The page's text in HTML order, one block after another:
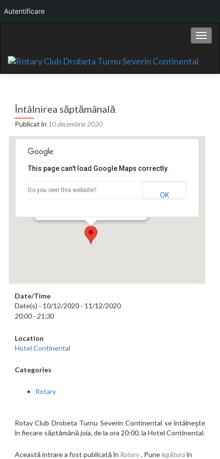
Întâlnirea săptămânală
Publicat în 10 decembrie 2020
This page can't load Google Maps correctly.
Do you own this website?
OK
Date/Time
Date(s) - 10/12/2020 - 11/12/2020
20:00 - 21:30
Location
Hotel Continental
Categories
Rotary
Rotay Club Drobeta Turnu Severin Continental se întâlneşte
în fiecare săptămână joia, de la ora 20:00, la Hotel Continental.
Această intrare a fost publicată în Rotary. Punelegăturaîn
Autentificare